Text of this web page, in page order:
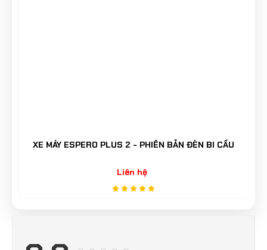
XE MÁY ESPERO PLUS 2 - PHIÊN BẢN ĐÈN BI CẦU
Liên hệ